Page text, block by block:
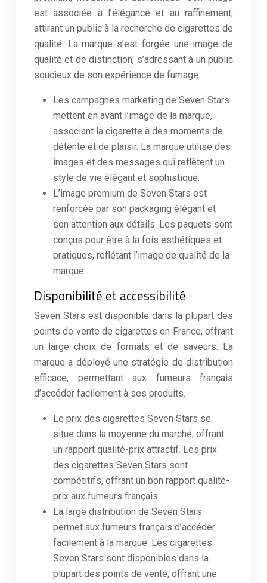
est associée à l’élégance et au raffinement,
attirant un public à la recherche de cigarettes de
qualité. La marque s’est forgée une image de
qualité et de distinction, s’adressant à un public
soucieux de son expérience de fumage.
Les campagnes marketing de Seven Stars
mettent en avant l’image de la marque,
associant la cigarette à des moments de
détente et de plaisir. La marque utilise des
images et des messages qui reflètent un
style de vie élégant et sophistiqué.
L’image premium de Seven Stars est
renforcée par son packaging élégant et
son attention aux détails. Les paquets sont
conçus pour être à la fois esthétiques et
pratiques, reflétant l’image de qualité de la
marque.
Disponibilité et accessibilité
Seven Stars est disponible dans la plupart des
points de vente de cigarettes en France, offrant
un large choix de formats et de saveurs. La
marque a déployé une stratégie de distribution
efficace, permettant aux fumeurs français
d’accéder facilement à ses produits.
Le prix des cigarettes Seven Stars se
situe dans la moyenne du marché, offrant
un rapport qualité-prix attractif. Les prix
des cigarettes Seven Stars sont
compétitifs, offrant un bon rapport qualité-
prix aux fumeurs français.
La large distribution de Seven Stars
permet aux fumeurs français d’accéder
facilement à la marque. Les cigarettes
Seven Stars sont disponibles dans la
plupart des points de vente, offrant une